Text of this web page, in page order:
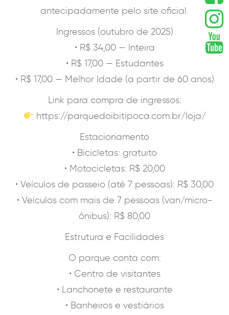
antecipadamente pelo site oficial.
Ingressos (outubro de 2025)
• R$ 34,00 — Inteira
• R$ 17,00 — Estudantes
• R$ 17,00 — Melhor Idade (a partir de 60 anos)
Link para compra de ingressos:
https://parquedoibitipoca.com.br/loja/
Estacionamento
• Bicicletas: gratuito
• Motocicletas: R$ 20,00
• Veículos de passeio (até 7 pessoas): R$ 30,00
• Veículos com mais de 7 pessoas (van/micro-
ônibus): R$ 80,00
Estrutura e Facilidades
O parque conta com:
• Centro de visitantes
• Lanchonete e restaurante
• Banheiros e vestiários